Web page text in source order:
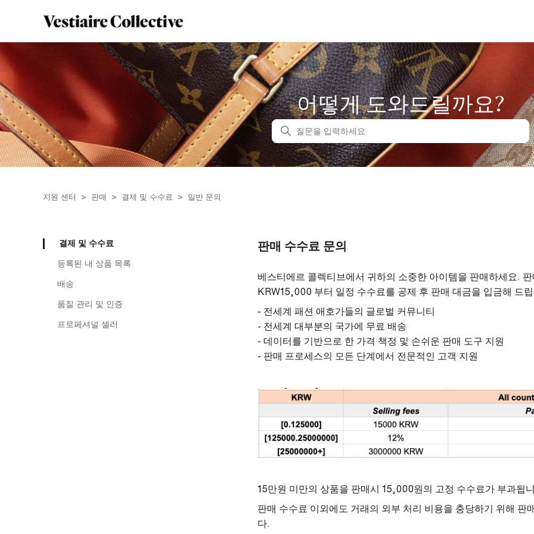
어떻게 도와드릴까요?
검색
지원 센터 판매 결제 및 수수료 일반 문의
결제 및 수수료
등록된 내 상품 목록
배송
품질 관리 및 인증
프로페셔널 셀러
판매 수수료 문의
베스티에르 콜렉티브에서 귀하의 소중한 아이템을 판매하세요.
KRW15,000 부터 일정 수수료를 공제 후 판매 대금을 입금해 드
- 전세계 패션 애호가들의 글로벌 커뮤니티
- 전세계 대부분의 국가에 무료 배송
- 데이터를 기반으로 한 가격 책정 및 손쉬운 판매 도구 지원
- 판매 프로세스의 모든 단계에서 전문적인 고객 지원
15만원 미만의 상품을 판매시 15,000원의 고정 수수료가 부과됩
판매 수수료 이외에도 거래의 외부 처리 비용을 충당하기 위해
다.